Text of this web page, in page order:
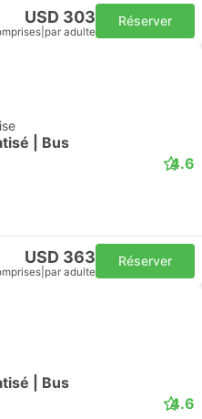
USD 303
par adulte
Réserver
| Bus
4.6
USD 363
par adulte
Réserver
| Bus
4.6